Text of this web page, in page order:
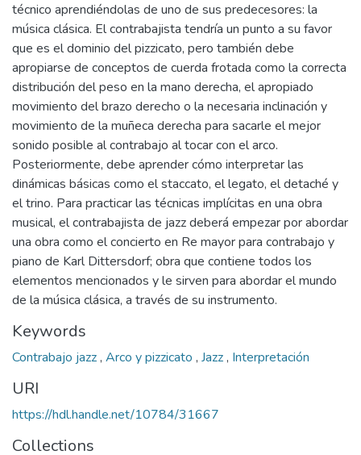
técnico aprendiéndolas de uno de sus predecesores: la
música clásica. El contrabajista tendría un punto a su favor
que es el dominio del pizzicato, pero también debe
apropiarse de conceptos de cuerda frotada como la correcta
distribución del peso en la mano derecha, el apropiado
movimiento del brazo derecho o la necesaria inclinación y
movimiento de la muñeca derecha para sacarle el mejor
sonido posible al contrabajo al tocar con el arco.
Posteriormente, debe aprender cómo interpretar las
dinámicas básicas como el staccato, el legato, el detaché y
el trino. Para practicar las técnicas implícitas en una obra
musical, el contrabajista de jazz deberá empezar por abordar
una obra como el concierto en Re mayor para contrabajo y
piano de Karl Dittersdorf; obra que contiene todos los
elementos mencionados y le sirven para abordar el mundo
de la música clásica, a través de su instrumento.
Keywords
Contrabajo jazz, Arco y pizzicato , Jazz, Interpretación
URI
https://hdl.handle.net/10784/31667
Collections